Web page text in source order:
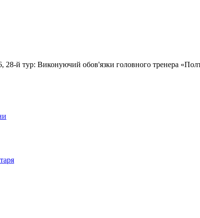
й тур: Виконуючий обов'язки головного тренера